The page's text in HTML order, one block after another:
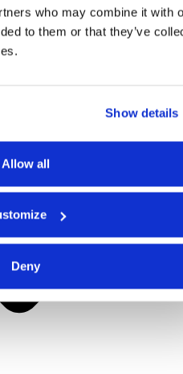
who may combine it with
to them or that they’ve
Show details
Allow all
Deny